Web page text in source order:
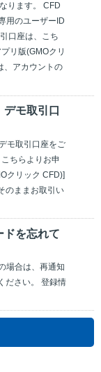
ります。 CFD
用のユーザーID
口座は、こち
リ版(GMOクリ
、アカウントの
モ取引口
モ取引口座をご
ちらよりお申
クリック CFD)]
のままお取引い
ドを忘れて
場合は、再通知
ださい。 登録情